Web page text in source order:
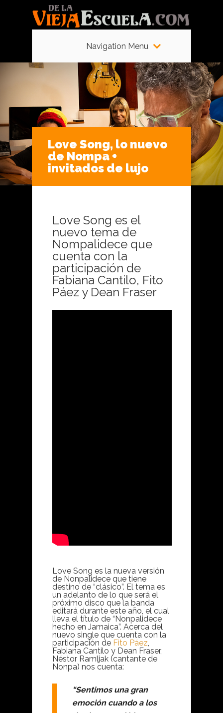
Navigation Menu
Love Song, lo nuevo
de Nompa +
invitados de lujo
Love Song es el
nuevo tema de
Nompalidece que
cuenta con la
participación de
Fabiana Cantilo, Fito
Páez y Dean Fraser
Love Song es la nueva versión
de Nonpalidece que tiene
destino de “clásico”. El tema es
un adelanto de lo que será el
próximo disco que la banda
editará durante este año, el cual
lleva el título de “Nonpalidece
hecho en Jamaica”. Acerca del
nuevo single que cuenta con la
participación de Fito Páez,
Fabiana Cantilo y Dean Fraser,
Néstor Ramljak (cantante de
Nonpa) nos cuenta:
“Sentimos una gran
emoción cuando a los